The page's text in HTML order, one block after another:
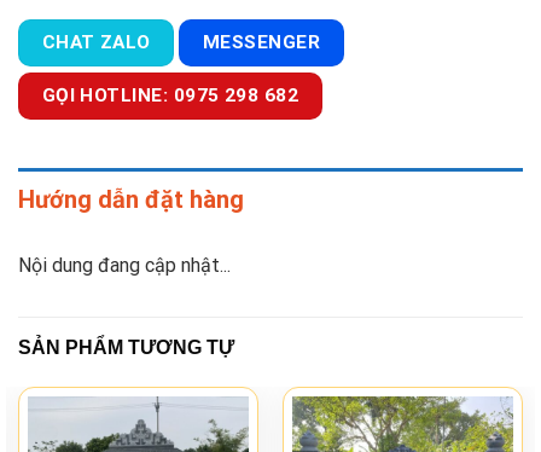
CHAT ZALO MESSENGER
GỌI HOTLINE: 0975 298 682
Hướng dẫn đặt hàng
Nội dung đang cập nhật...
SẢN PHẨM TƯƠNG TỰ